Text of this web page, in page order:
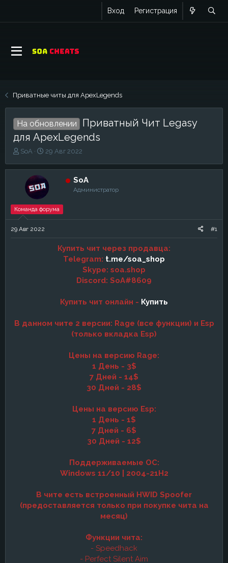
Вход Регистрация
Приватные читы для ApexLegends
На обновлении
Приватный Чит Legasy
для ApexLegends
А
т
е
м
SoA
Д
т
а
н
а
ч
а
29 Авг 2022
SoA
Администратор
Команда форума
29 Авг 2022 #1
Купить чит через продавца:
Telegram: t.me/soa_shop
Skype: soa.shop
Discord: SoA#8609
Купить чит онлайн - Купить
В данном чите 2 версии: Rage (все функции) и Esp
(только вкладка Esp)
Цены на версию Rage:
1 День - 3$
7 Дней - 14$
30 Дней - 28$
Цены на версию Esp:
1 День - 1$
7 Дней - 6$
30 Дней - 12$
Поддерживаемые ОС:
Windows 11/10 | 2004-21H2
В чите есть встроенный HWID Spoofer
(предоставляется только при покупке чита на
месяц)
Функции чита:
- Speedhack
- Perfect Silent Aim